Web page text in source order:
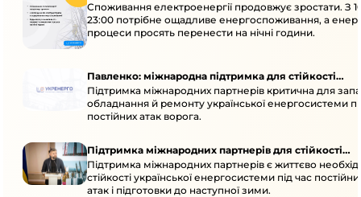
Споживання електроенергії продовжує зростати. З
23:00 потрібне ощадливе енергоспоживання, а
процеси просять перенести на нічні години.
Павленко: міжнародна підтримка для стійкості
енергосистеми
Підтримка міжнародних партнерів критична для
обладнання й ремонту української енергосистеми
постійних атак ворога.
Підтримка міжнародних партнерів для стійкості
енергосистеми
Підтримка міжнародних партнерів є життєво
стійкості української енергосистеми під час
атак і підготовки до наступної зими.